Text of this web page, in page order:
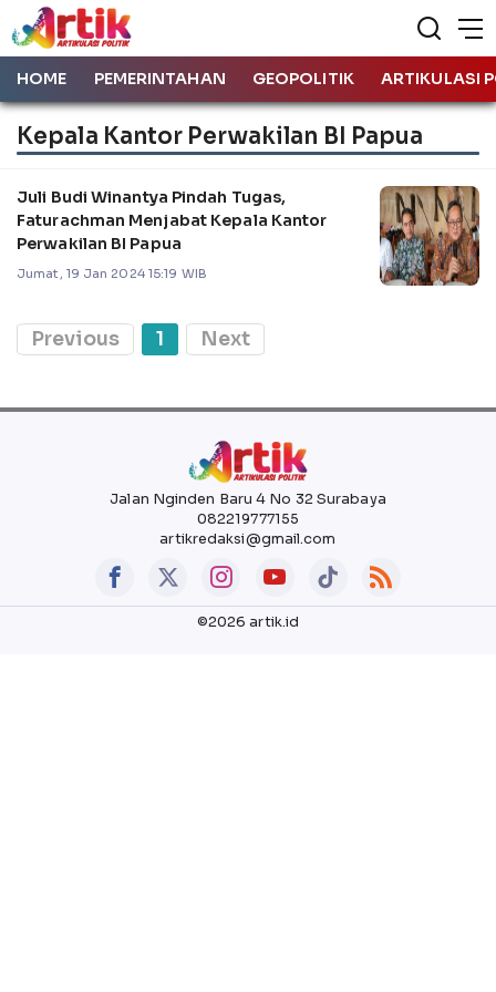
HOME PEMERINTAHAN GEOPOLITIK ARTIKULASI
Kepala Kantor Perwakilan BI Papua
Juli Budi Winantya Pindah Tugas,
Faturachman Menjabat Kepala Kantor
Perwakilan BI Papua
Jumat, 19 Jan 2024 15:19 WIB
Previous 1 Next
Jalan Nginden Baru 4 No 32 Surabaya
082219777155
artikredaksi@gmail.com
©2026 artik.id